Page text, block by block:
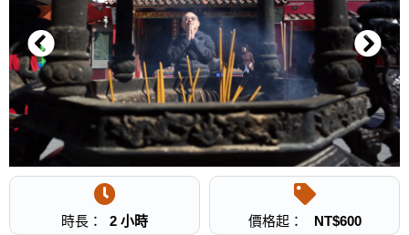
時長： 2 小時 價格起： NT$600